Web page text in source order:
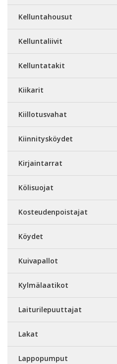
Kelluntahousut
Kelluntaliivit
Kelluntatakit
Kiikarit
Kiillotusvahat
Kiinnitysköydet
Kirjaintarrat
Kölisuojat
Kosteudenpoistajat
Köydet
Kuivapallot
Kylmälaatikot
Laiturilepuuttajat
Lakat
Lappopumput